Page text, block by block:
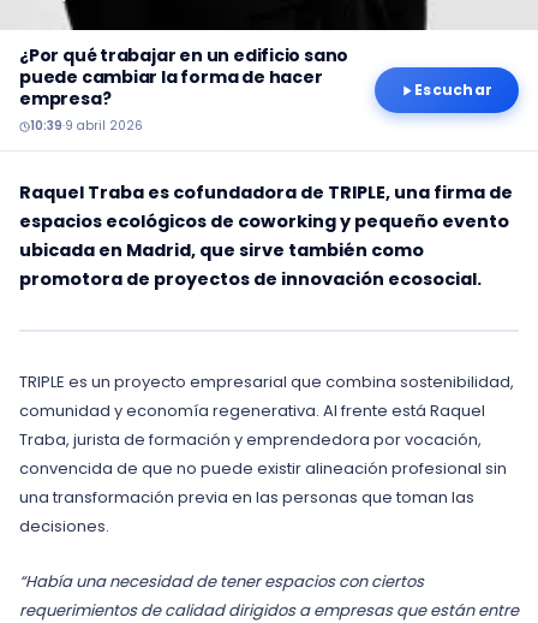
¿Por qué trabajar en un edificio sano
puede cambiar la forma de hacer
empresa?
10:39·9 abril 2026
Escuchar
Raquel Traba es cofundadora de TRIPLE, una firma de
espacios ecológicos de coworking y pequeño evento
ubicada en Madrid, que sirve también como
promotora de proyectos de innovación ecosocial.
TRIPLE es un proyecto empresarial que combina sostenibilidad,
comunidad y economía regenerativa. Al frente está Raquel
Traba, jurista de formación y emprendedora por vocación,
convencida de que no puede existir alineación profesional sin
una transformación previa en las personas que toman las
decisiones.
“Había una necesidad de tener espacios con ciertos
requerimientos de calidad dirigidos a empresas que están entre